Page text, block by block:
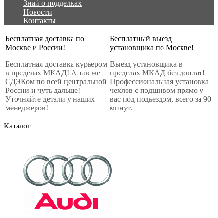
Знай о подделках
Новости
Контакты
Бесплатная доставка по
Москве и России!
Бесплатная доставка курьером
в пределах МКАД! А так же
СДЭКом по всей центральной
России и чуть дальше!
Уточняйте детали у наших
менеджеров!
Бесплатный выезд
установщика по Москве!
Выезд установщика в
пределах МКАД без доплат!
Профессиональная установка
чехлов с подшивом прямо у
вас под подьездом, всего за 90
минут.
Каталог